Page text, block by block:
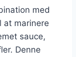
med
at marinere
sauce,
Denne